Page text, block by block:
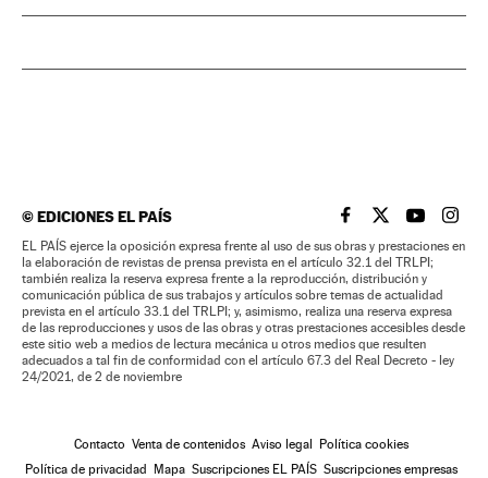
©EDICIONES EL PAÍS EL PAÍS BRASIL EN
EL PAÍSEL PAÍS
EL
EL PAÍS ejerce la oposición expresa frente al uso de sus obras y prestaciones en
la elaboración de revistas de prensa prevista en el artículo 32.1 del TRLPI;
también realiza la reserva expresa frente a la reproducción, distribución y
comunicación pública de sus trabajos y artículos sobre temas de actualidad
prevista en el artículo 33.1 del TRLPI; y, asimismo, realiza una reserva expresa
de las reproducciones y usos de las obras y otras prestaciones accesibles desde
este sitio web a medios de lectura mecánica u otros medios que resulten
adecuados a tal fin de conformidad con el artículo 67.3 del Real Decreto - ley
24/2021, de 2 de noviembre
Contacto Venta de contenidos Aviso legal Política cookies
Política de privacidad Mapa Suscripciones EL PAÍS Suscripciones empresas